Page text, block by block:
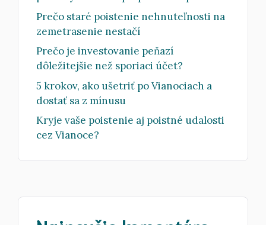
Prečo staré poistenie nehnuteľnosti na
zemetrasenie nestačí
Prečo je investovanie peňazí
dôležitejšie než sporiaci účet?
5 krokov, ako ušetriť po Vianociach a
dostať sa z mínusu
Kryje vaše poistenie aj poistné udalosti
cez Vianoce?